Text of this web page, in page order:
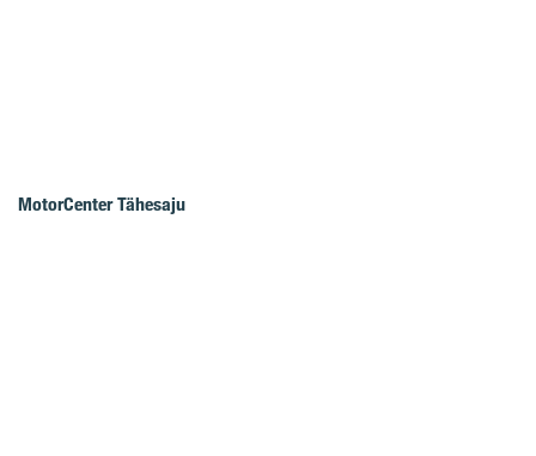
MotorCenter Tähesaju